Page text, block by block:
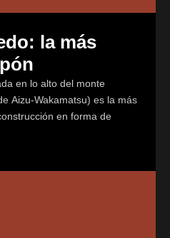
la más
en lo alto del monte
Aizu-Wakamatsu) es la más
en forma de